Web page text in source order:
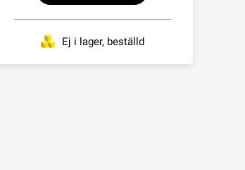
Ej i lager, beställd